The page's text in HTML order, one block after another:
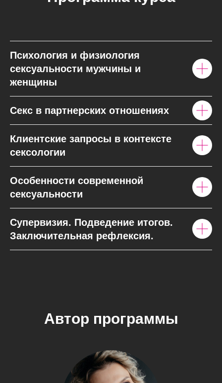
Психология и физиология
сексуальности мужчины и
женщины
Секс в партнерских отношениях
Клиентские запросы в контексте
сексологии
Особенности современной
сексуальности
Супервизия. Подведение итогов.
Заключительная рефлексия.
Автор программы